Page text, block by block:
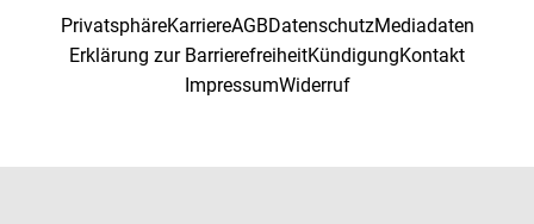
PrivatsphäreKarriereAGBDatenschutzMediadaten
Erklärung zur BarrierefreiheitKündigungKontakt
ImpressumWiderruf